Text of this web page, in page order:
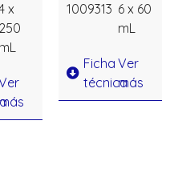
x
250
mL
1009313 6 x 60
mL
Ficha
técnica
Ver
más